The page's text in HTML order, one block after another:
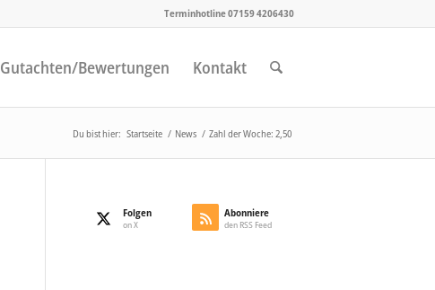
Terminhotline 07159 4206430
Gutachten/Bewertungen Kontakt
Du bist hier: Startseite / News / Zahl der Woche: 2,50
Folgen
on X
Abonniere
den RSS Feed